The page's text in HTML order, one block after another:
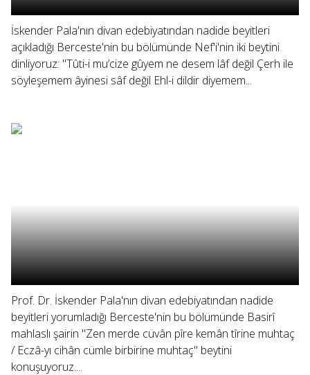
İskender Pala'nın divan edebiyatından nadide beyitleri
açıkladığı Berceste'nin bu bölümünde Nef'i'nin iki beytini
dinliyoruz: "Tûti-i mu’cize gûyem ne desem lâf değil Çerh ile
söyleşemem âyinesi sâf değil Ehl-i dildir diyemem...
Prof. Dr. İskender Pala'nın divan edebiyatından nadide
beyitleri yorumladığı Berceste'nin bu bölümünde Basirî
mahlaslı şairin "Zen merde cüvân pîre kemân tîrine muhtaç
/ Eczâ-yı cihân cümle birbirine muhtaç" beytini
konuşuyoruz....